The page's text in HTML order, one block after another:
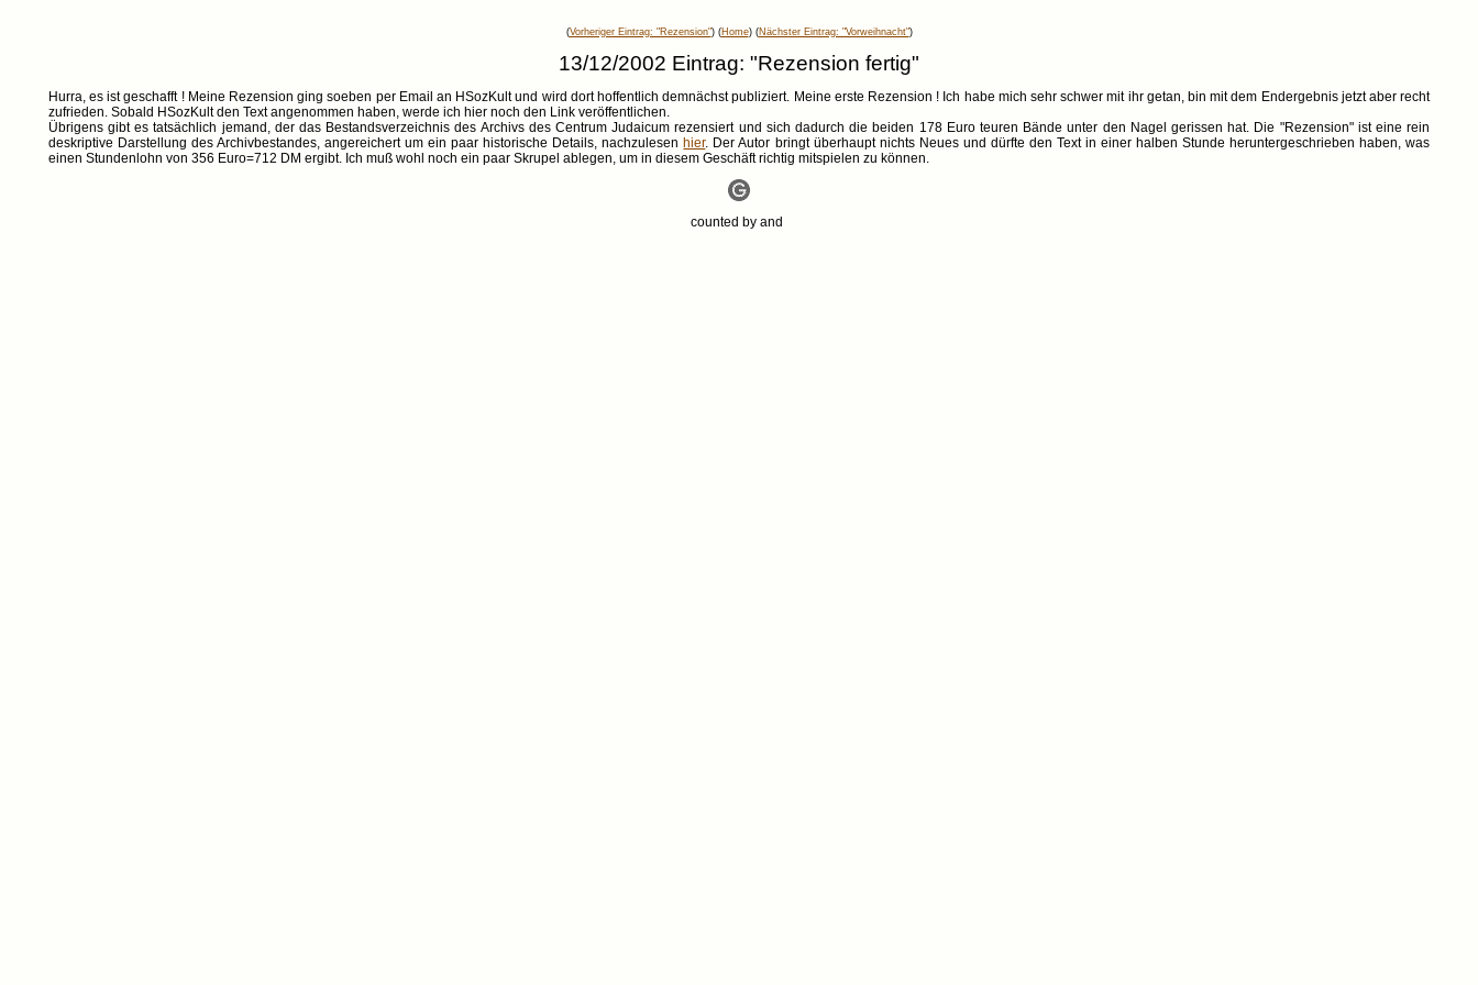
(Vorheriger Eintrag: "Rezension") (Home) (Nächster Eintrag: "Vorweihnacht")
13/12/2002 Eintrag: "Rezension fertig"
Hurra, es ist geschafft ! Meine Rezension ging soeben per Email an HSozKult und wird dort hoffentlich demnächst publiziert. Meine erste Rezension ! Ich habe mich sehr schwer mit ihr getan, bin mit dem Endergebnis jetzt aber recht
zufrieden. Sobald HSozKult den Text angenommen haben, werde ich hier noch den Link veröffentlichen.
Übrigens gibt es tatsächlich jemand, der das Bestandsverzeichnis des Archivs des Centrum Judaicum rezensiert und sich dadurch die beiden 178 Euro teuren Bände unter den Nagel gerissen hat. Die "Rezension" ist eine rein
deskriptive Darstellung des Archivbestandes, angereichert um ein paar historische Details, nachzulesen hier. Der Autor bringt überhaupt nichts Neues und dürfte den Text in einer halben Stunde heruntergeschrieben haben, was
einen Stundenlohn von 356 Euro=712 DM ergibt. Ich muß wohl noch ein paar Skrupel ablegen, um in diesem Geschäft richtig mitspielen zu können.
counted by and